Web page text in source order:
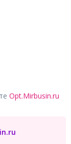
Opt.Mirbusin.ru